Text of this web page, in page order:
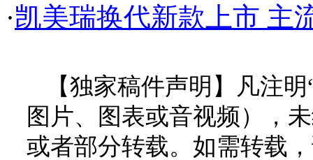
·凯美瑞换代新款上市 主
【独家稿件声明】凡注
图片、图表或音视频），
或者部分转载。如需转载